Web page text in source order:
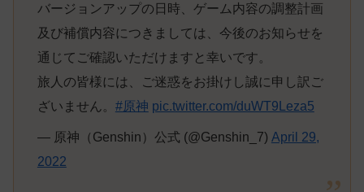
バージョンアップの日時、ゲーム内容の調整計画
及び補償内容につきましては、今後のお知らせを
通じてご確認いただけますと幸いです。
旅人の皆様には、ご迷惑をお掛けし誠に申し訳ご
ざいません。 #原神 pic.twitter.com/duWT9Leza5
— 原神（Genshin）公式 (@Genshin_7) April 29,
2022